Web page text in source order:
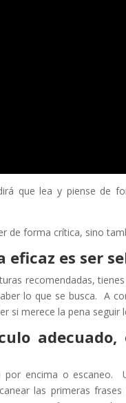
que lea y piense de
de forma crítica, sino
eficaz es ser
recomendadas,
lo que se busca. A
si merece la pena seguir
encima o escaneo.
las primeras